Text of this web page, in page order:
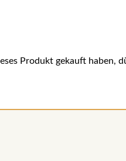
Produkt gekauft haben,